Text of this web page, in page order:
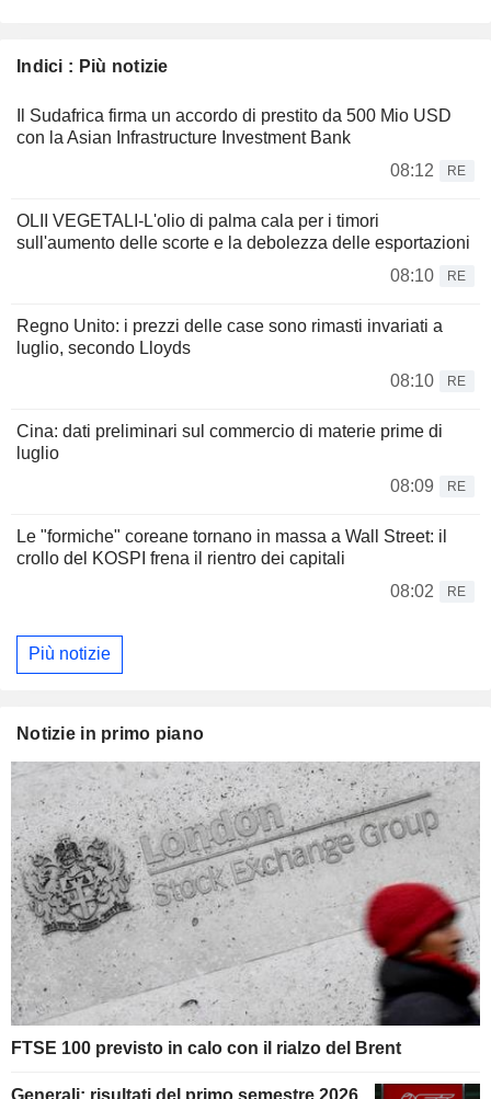
Indici : Più notizie
Il Sudafrica firma un accordo di prestito da 500 Mio USD
con la Asian Infrastructure Investment Bank
08:12
RE
OLII VEGETALI-L'olio di palma cala per i timori
sull'aumento delle scorte e la debolezza delle esportazioni
08:10
RE
Regno Unito: i prezzi delle case sono rimasti invariati a
luglio, secondo Lloyds
08:10
RE
Cina: dati preliminari sul commercio di materie prime di
luglio
08:09
RE
Le "formiche" coreane tornano in massa a Wall Street: il
crollo del KOSPI frena il rientro dei capitali
08:02
RE
Più notizie
Notizie in primo piano
FTSE 100 previsto in calo con il rialzo del Brent
Generali: risultati del primo semestre 2026